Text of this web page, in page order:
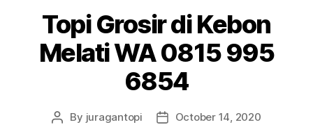
Topi Grosir di Kebon
Melati WA 0815 995
6854
Post
By juragantopi
PostOctober 14, 2020